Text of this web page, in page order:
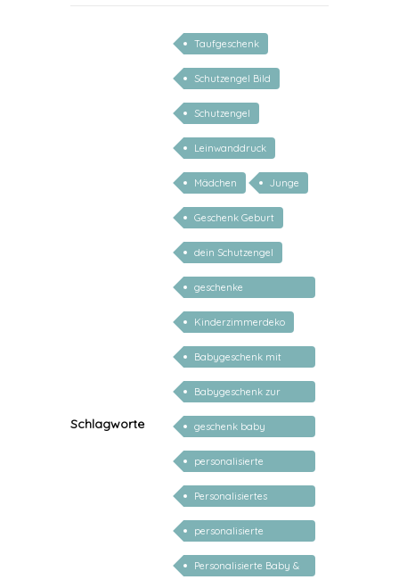
Schlagworte
Taufgeschenk
Schutzengel Bild
Schutzengel
Leinwanddruck
Mädchen Junge
Geschenk Geburt
dein Schutzengel
geschenke
personalisiert kinder
Kinderzimmerdeko
Babygeschenk mit
Name
Babygeschenk zur
Geburt
geschenk baby
personalisiert
personalisierte
Geschenke für Babys
Personalisiertes
Geschenk zur Taufe
personalisierte
Geschenke zur Geburt
Taufe
Personalisierte Baby &